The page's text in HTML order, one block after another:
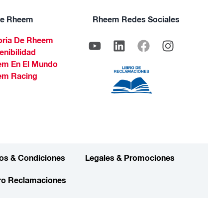
Rheem
De Rheem
En El Mundo
Racing
Rheem Redes Sociales
& Condiciones Legales & Promociones
Reclamaciones